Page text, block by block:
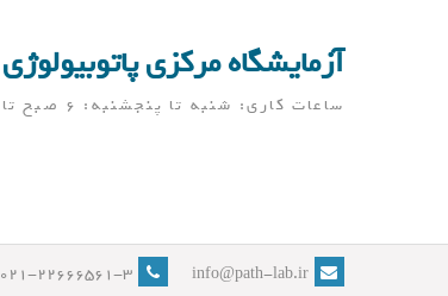
آزمایشگاه مرکزی پاتوبیولوژی Pathobiology Laboratory Center
ساعات کاری: شنبه تا پنجشنبه: 6 صبح تا 17:30 عصر ( آزمایشگاه در ایام نوروز، به جز تعطیلات رسمی، باز می باشد)
info@path-lab.ir
021-22666561-3